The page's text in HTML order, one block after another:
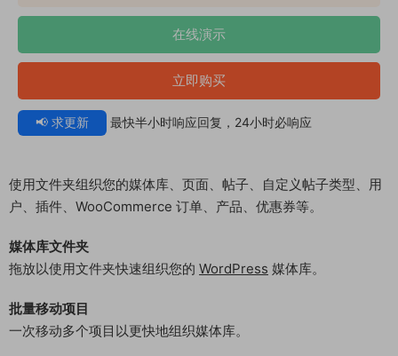
在线演示
立即购买
📢 求更新 最快半小时响应回复，24小时必响应
使用文件夹组织您的媒体库、页面、帖子、自定义帖子类型、用
户、插件、WooCommerce 订单、产品、优惠券等。
媒体库文件夹
拖放以使用文件夹快速组织您的 WordPress 媒体库。
批量移动项目
一次移动多个项目以更快地组织媒体库。